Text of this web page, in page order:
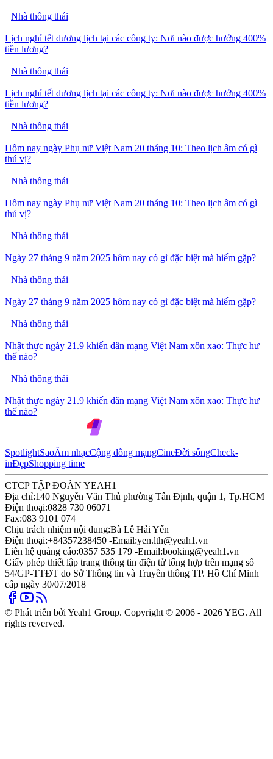
Nhà thông thái
Lịch nghỉ tết dương lịch tại các công ty: Nơi nào được hưởng 400%
tiền lương?
Nhà thông thái
Lịch nghỉ tết dương lịch tại các công ty: Nơi nào được hưởng 400%
tiền lương?
Nhà thông thái
Hôm nay ngày Phụ nữ Việt Nam 20 tháng 10: Theo lịch âm có gì
thú vị?
Nhà thông thái
Hôm nay ngày Phụ nữ Việt Nam 20 tháng 10: Theo lịch âm có gì
thú vị?
Nhà thông thái
Ngày 27 tháng 9 năm 2025 hôm nay có gì đặc biệt mà hiếm gặp?
Nhà thông thái
Ngày 27 tháng 9 năm 2025 hôm nay có gì đặc biệt mà hiếm gặp?
Nhà thông thái
Nhật thực ngày 21.9 khiến dân mạng Việt Nam xôn xao: Thực hư
thế nào?
Nhà thông thái
Nhật thực ngày 21.9 khiến dân mạng Việt Nam xôn xao: Thực hư
thế nào?
SpotlightSaoÂm nhạcCộng đồng mạngCineĐời sốngCheck-
inĐẹpShopping time
CTCP TẬP ĐOÀN YEAH1
Địa chỉ:140 Nguyễn Văn Thủ phường Tân Định, quận 1, Tp.HCM
Điện thoại:0828 730 06071
Fax:083 9101 074
Chịu trách nhiệm nội dung:Bà Lê Hải Yến
Điện thoại:+84357238450 -Email:yen.lth@yeah1.vn
Liên hệ quảng cáo:0357 535 179 -Email:booking@yeah1.vn
Giấy phép thiết lập trang thông tin điện tử tổng hợp trên mạng số
54/GP-TTĐT do Sở Thông tin và Truyền thông TP. Hồ Chí Minh
cấp ngày 30/07/2018
© Phát triển bởi Yeah1 Group. Copyright © 2006 - 2026 YEG. All
rights reverved.